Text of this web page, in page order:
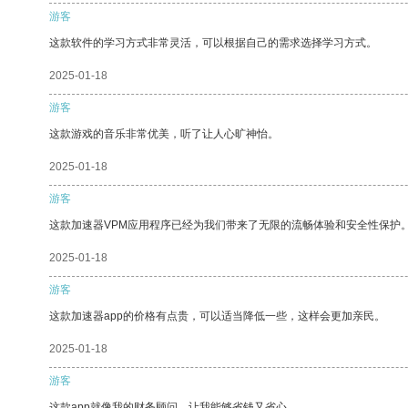
游客
这款软件的学习方式非常灵活，可以根据自己的需求选择学习方式。
2025-01-18
游客
这款游戏的音乐非常优美，听了让人心旷神怡。
2025-01-18
游客
这款加速器VPM应用程序已经为我们带来了无限的流畅体验和安全性保护
2025-01-18
游客
这款加速器app的价格有点贵，可以适当降低一些，这样会更加亲民。
2025-01-18
游客